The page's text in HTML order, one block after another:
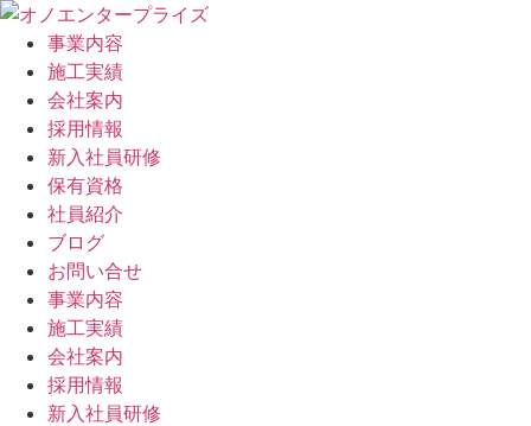
事業内容
施工実績
会社案内
採用情報
新入社員研修
保有資格
社員紹介
ブログ
お問い合せ
事業内容
施工実績
会社案内
採用情報
新入社員研修